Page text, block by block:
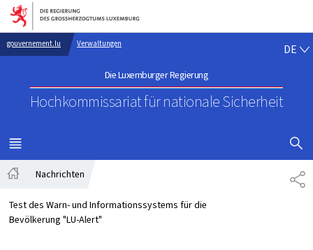
Zur Hauptnavigation
Zum Inhalt
gouvernement.lu Verwaltungen
Die Luxemburger Regierung
Hochkommissariat für nationale Sicherheit
DE
MENÜ
HAUPT-
Nachrichten
Test des Warn- und Informationssystems für die
Bevölkerung "LU-Alert"